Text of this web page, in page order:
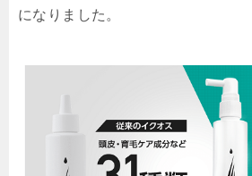
になりました。